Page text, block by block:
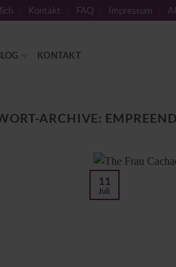
Kontakt FAQ Impressum
KONTAKT
ARCHIVE:
11
Juli